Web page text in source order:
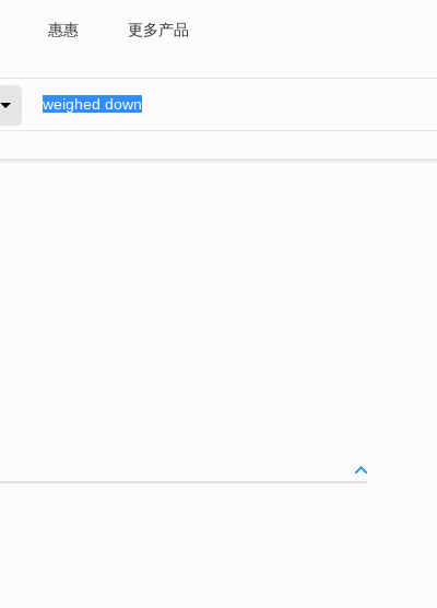
惠惠 更多产品